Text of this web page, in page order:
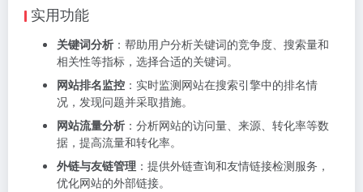
实用功能
关键词分析 ：帮助用户分析关键词的竞争度、搜索量和
相关性等指标，选择合适的关键词。
网站排名监控 ：实时监测网站在搜索引擎中的排名情
况，发现问题并采取措施。
网站流量分析 ：分析网站的访问量、来源、转化率等数
据，提高流量和转化率。
外链与友链管理 ：提供外链查询和友情链接检测服务，
优化网站的外部链接。